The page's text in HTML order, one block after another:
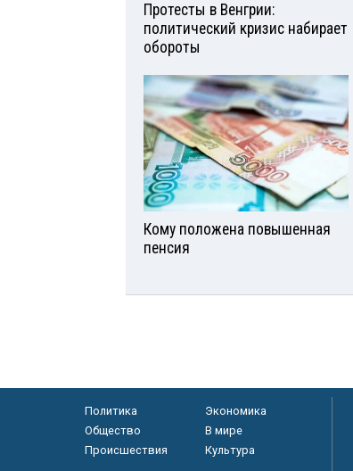
Протесты в Венгрии:
политический кризис набирает
обороты
Кому положена повышенная
пенсия
Политика
Экономика
Общество
В мире
Происшествия
Культура